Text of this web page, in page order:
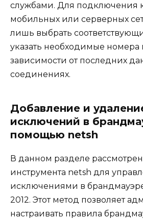
службами. Для подключения
мобильных или серверных
лишь выбрать
указать необходимые номера
зависимости от последних
соединениях.
Добавление и
исключений в
помощью netsh
В данном разделе
инструмента netsh для
исключениями в
2012. Этот метод позволяет
настраивать правила